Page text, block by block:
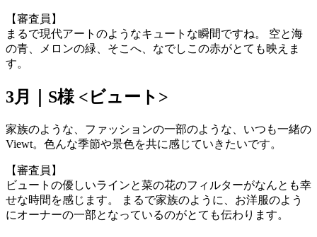
【審査員】
まるで現代アートのようなキュートな瞬間ですね。 空と海
の青、メロンの緑、そこへ、なでしこの赤がとても映えま
す。
3月｜S様 <ビュート>
家族のような、ファッションの一部のような、いつも一緒の
Viewt。色んな季節や景色を共に感じていきたいです。
【審査員】
ビュートの優しいラインと菜の花のフィルターがなんとも幸
せな時間を感じます。 まるで家族のように、お洋服のよう
にオーナーの一部となっているのがとても伝わります。